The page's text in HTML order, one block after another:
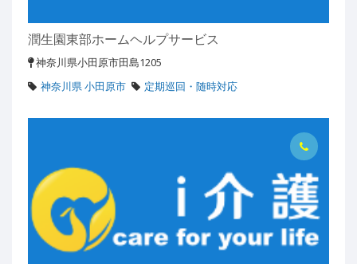
潤生園東部ホームヘルプサービス
神奈川県小田原市田島1205
神奈川県 小田原市
定期巡回・随時対応